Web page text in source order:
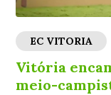
EC VITORIA
Vitória
meio-